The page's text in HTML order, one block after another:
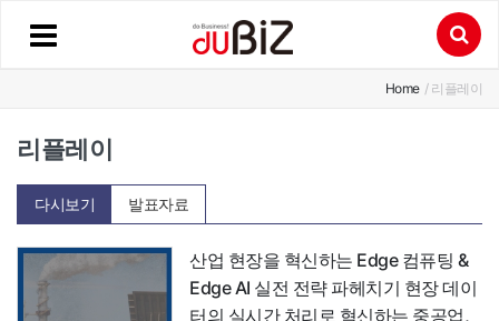
Home / 리플레이
리플레이
다시보기 발표자료
산업 현장을 혁신하는 Edge 컴퓨팅 &
Edge AI 실전 전략 파헤치기 현장 데이
터의 실시간 처리로 혁신하는 중공업,